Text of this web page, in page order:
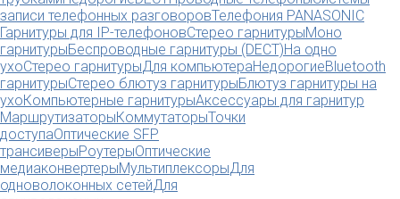
записи телефонных разговоровТелефония PANASONIC
Гарнитуры для IP-телефоновСтерео гарнитурыМоно
гарнитурыБеспроводные гарнитуры (DECT)На одно
ухоСтерео гарнитурыДля компьютераНедорогиеBluetooth
гарнитурыСтерео блютуз гарнитурыБлютуз гарнитуры на
ухоКомпьютерные гарнитурыАксессуары для гарнитур
МаршрутизаторыКоммутаторыТочки
доступаОптические SFP
трансиверыРоутерыОптические
медиаконвертерыМультиплексорыДля
одноволоконных сетейДля